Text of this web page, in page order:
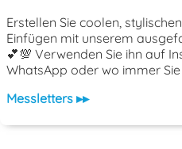
Erstellen Sie coolen,
Einfügen mit unserem
💕💯 Verwenden Sie ihn auf
WhatsApp oder wo immer
Messletters ▸▸